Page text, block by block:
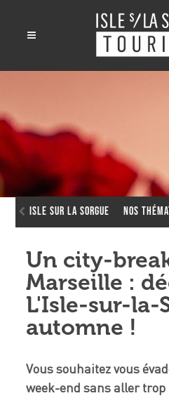
Isle sur la Sorgue Nos
Un city-
Marseille :
L'Isle-sur-la-
automne !
Vous souhaitez vous
week-end sans aller